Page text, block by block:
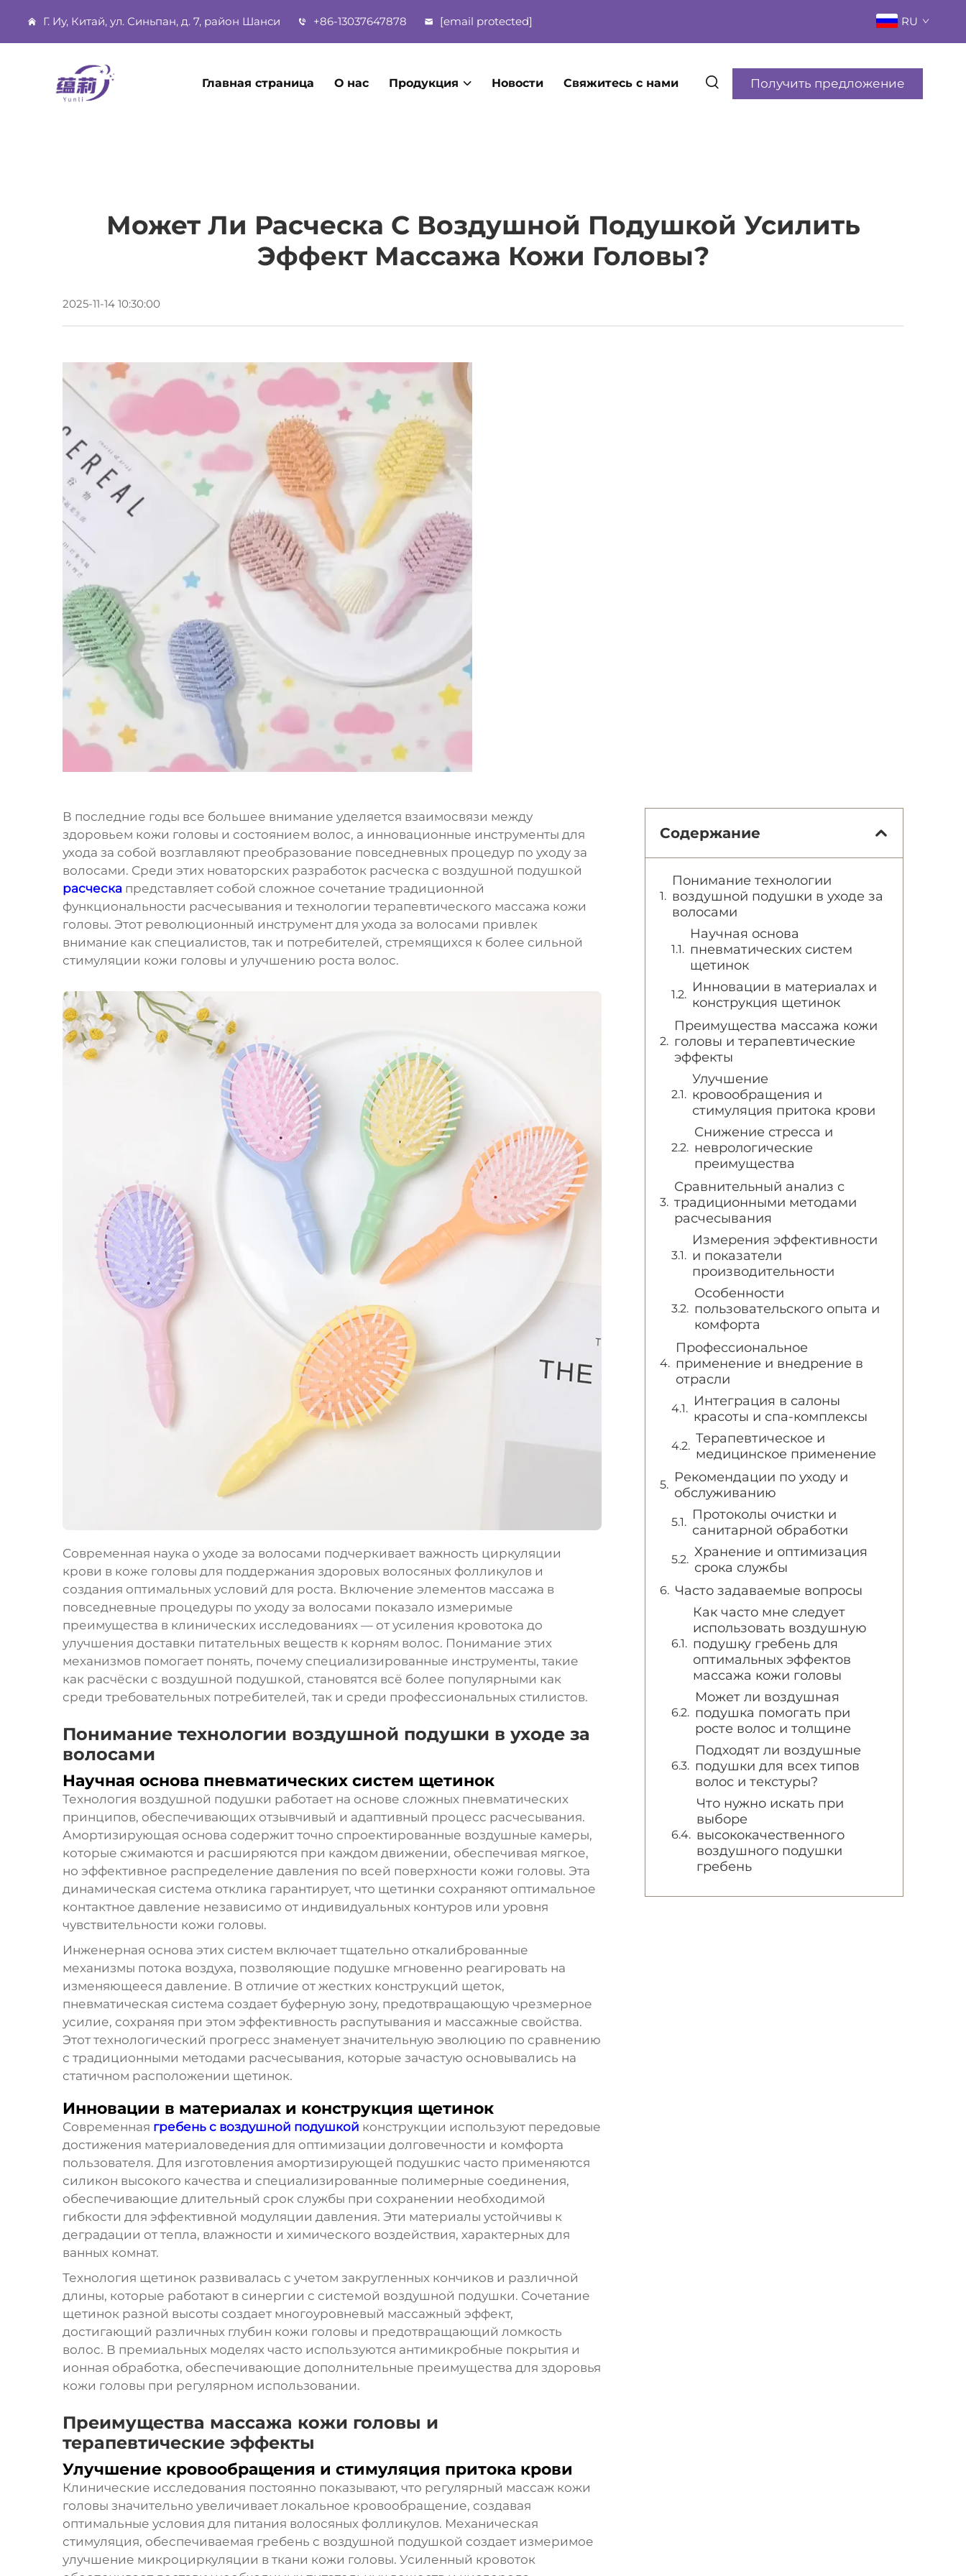
Г. Иу, Китай, ул. Синьпан, д. 7, район Шанси +86-13037647878 [email protected] RU
Главная страница О нас Продукция Новости Свяжитесь с нами Получить предложение
Может Ли Расческа С Воздушной Подушкой Усилить
Эффект Массажа Кожи Головы?
2025-11-14 10:30:00
В последние годы все большее внимание уделяется взаимосвязи между
здоровьем кожи головы и состоянием волос, а инновационные инструменты для
ухода за собой возглавляют преобразование повседневных процедур по уходу за
волосами. Среди этих новаторских разработок расческа с воздушной подушкой
расческа представляет собой сложное сочетание традиционной
функциональности расчесывания и технологии терапевтического массажа кожи
головы. Этот революционный инструмент для ухода за волосами привлек
внимание как специалистов, так и потребителей, стремящихся к более сильной
стимуляции кожи головы и улучшению роста волос.
Современная наука о уходе за волосами подчеркивает важность циркуляции
крови в коже головы для поддержания здоровых волосяных фолликулов и
создания оптимальных условий для роста. Включение элементов массажа в
повседневные процедуры по уходу за волосами показало измеримые
преимущества в клинических исследованиях — от усиления кровотока до
улучшения доставки питательных веществ к корням волос. Понимание этих
механизмов помогает понять, почему специализированные инструменты, такие
как расчёски с воздушной подушкой, становятся всё более популярными как
среди требовательных потребителей, так и среди профессиональных стилистов.
Понимание технологии воздушной подушки в уходе за
волосами
Научная основа пневматических систем щетинок
Технология воздушной подушки работает на основе сложных пневматических
принципов, обеспечивающих отзывчивый и адаптивный процесс расчесывания.
Амортизирующая основа содержит точно спроектированные воздушные камеры,
которые сжимаются и расширяются при каждом движении, обеспечивая мягкое,
но эффективное распределение давления по всей поверхности кожи головы. Эта
динамическая система отклика гарантирует, что щетинки сохраняют оптимальное
контактное давление независимо от индивидуальных контуров или уровня
чувствительности кожи головы.
Инженерная основа этих систем включает тщательно откалиброванные
механизмы потока воздуха, позволяющие подушке мгновенно реагировать на
изменяющееся давление. В отличие от жестких конструкций щеток,
пневматическая система создает буферную зону, предотвращающую чрезмерное
усилие, сохраняя при этом эффективность распутывания и массажные свойства.
Этот технологический прогресс знаменует значительную эволюцию по сравнению
с традиционными методами расчесывания, которые зачастую основывались на
статичном расположении щетинок.
Инновации в материалах и конструкция щетинок
Современная гребень с воздушной подушкой конструкции используют передовые
достижения материаловедения для оптимизации долговечности и комфорта
пользователя. Для изготовления амортизирующей подушкис часто применяются
силикон высокого качества и специализированные полимерные соединения,
обеспечивающие длительный срок службы при сохранении необходимой
гибкости для эффективной модуляции давления. Эти материалы устойчивы к
деградации от тепла, влажности и химического воздействия, характерных для
ванных комнат.
Технология щетинок развивалась с учетом закругленных кончиков и различной
длины, которые работают в синергии с системой воздушной подушки. Сочетание
щетинок разной высоты создает многоуровневый массажный эффект,
достигающий различных глубин кожи головы и предотвращающий ломкость
волос. В премиальных моделях часто используются антимикробные покрытия и
ионная обработка, обеспечивающие дополнительные преимущества для здоровья
кожи головы при регулярном использовании.
Преимущества массажа кожи головы и
терапевтические эффекты
Улучшение кровообращения и стимуляция притока крови
Клинические исследования постоянно показывают, что регулярный массаж кожи
головы значительно увеличивает локальное кровообращение, создавая
оптимальные условия для питания волосяных фолликулов. Механическая
стимуляция, обеспечиваемая гребень с воздушной подушкой создает измеримое
улучшение микроциркуляции в ткани кожи головы. Усиленный кровоток
Содержание
Понимание технологии
воздушной подушки в уходе за
волосами
Научная основа
пневматических систем
щетинок
Инновации в материалах и
конструкция щетинок
Преимущества массажа кожи
головы и терапевтические
эффекты
Улучшение
кровообращения и
стимуляция притока крови
Снижение стресса и
неврологические
преимущества
Сравнительный анализ с
традиционными методами
расчесывания
Измерения эффективности
и показатели
производительности
Особенности
пользовательского опыта и
комфорта
Профессиональное
применение и внедрение в
отрасли
Интеграция в салоны
красоты и спа-комплексы
Терапевтическое и
медицинское применение
Рекомендации по уходу и
обслуживанию
Протоколы очистки и
санитарной обработки
Хранение и оптимизация
срока службы
Часто задаваемые вопросы
Как часто мне следует
использовать воздушную
подушку гребень для
оптимальных эффектов
массажа кожи головы
Может ли воздушная
подушка помогать при
росте волос и толщине
Подходят ли воздушные
подушки для всех типов
волос и текстуры?
Что нужно искать при
выборе
высококачественного
воздушного подушки
гребень